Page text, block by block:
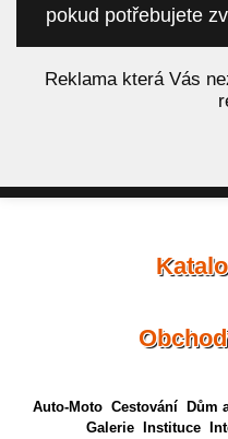
pokud potřebujete
Reklama která Vás
Auto-Moto Cestování Dům
Galerie
Instituce